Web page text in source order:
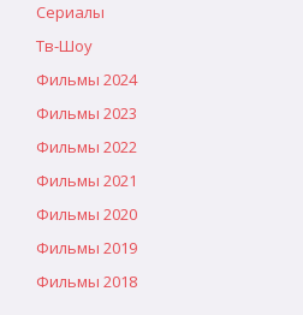
Сериалы
Тв-Шоу
Фильмы 2024
Фильмы 2023
Фильмы 2022
Фильмы 2021
Фильмы 2020
Фильмы 2019
Фильмы 2018